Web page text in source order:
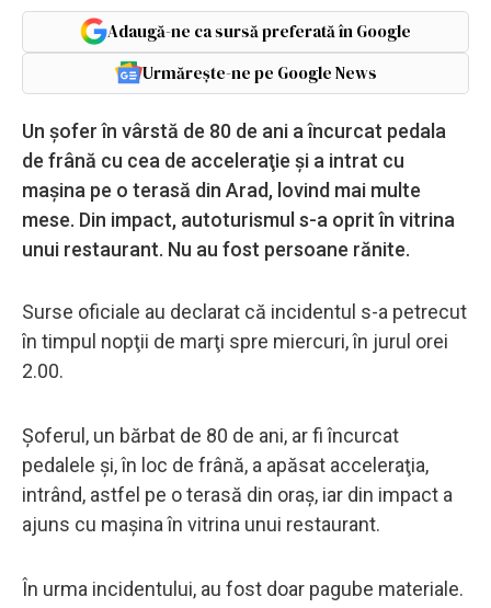
Adaugă-ne ca sursă preferată în Google
Urmărește-ne pe Google News
Un şofer în vârstă de 80 de ani a încurcat pedala
de frână cu cea de acceleraţie şi a intrat cu
maşina pe o terasă din Arad, lovind mai multe
mese. Din impact, autoturismul s-a oprit în vitrina
unui restaurant. Nu au fost persoane rănite.
Surse oficiale au declarat că incidentul s-a petrecut
în timpul nopţii de marţi spre miercuri, în jurul orei
2.00.
Şoferul, un bărbat de 80 de ani, ar fi încurcat
pedalele şi, în loc de frână, a apăsat acceleraţia,
intrând, astfel pe o terasă din oraş, iar din impact a
ajuns cu maşina în vitrina unui restaurant.
În urma incidentului, au fost doar pagube materiale.